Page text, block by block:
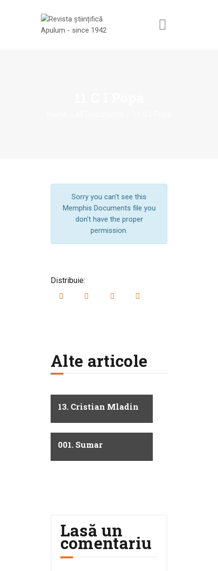
Sorry you can't see this
Memphis Documents file you
don't have the proper
permission.
Distribuie:
Alte articole
13. Cristian Mladin
001. Sumar
Lasă un
comentariu